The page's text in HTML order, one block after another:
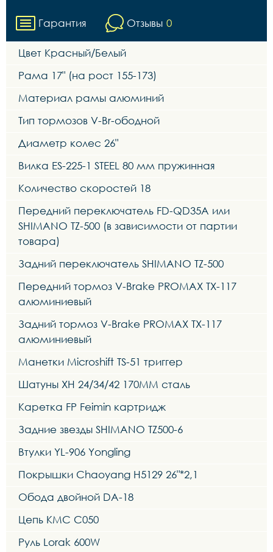
Гарантия Отзывы 0
Цвет Красный/Белый
Рама 17" (на рост 155-173)
Материал рамы алюминий
Тип тормозов V-Br-ободной
Диаметр колес 26"
Вилка ES-225-1 STEEL 80 мм пружинная
Количество скоростей 18
Передний переключатель FD-QD35A или
SHIMANO TZ-500 (в зависимости от партии
товара)
Задний переключатель SHIMANO TZ-500
Передний тормоз V-Brake PROMAX TX-117
алюминиевый
Задний тормоз V-Brake PROMAX TX-117
алюминиевый
Манетки Microshift TS-51 триггер
Шатуны XH 24/34/42 170MM сталь
Каретка FP Feimin картридж
Задние звезды SHIMANO TZ500-6
Втулки YL-906 Yongling
Покрышки Chaoyang H5129 26"*2,1
Обода двойной DA-18
Цепь KMC C050
Руль Lorak 600W